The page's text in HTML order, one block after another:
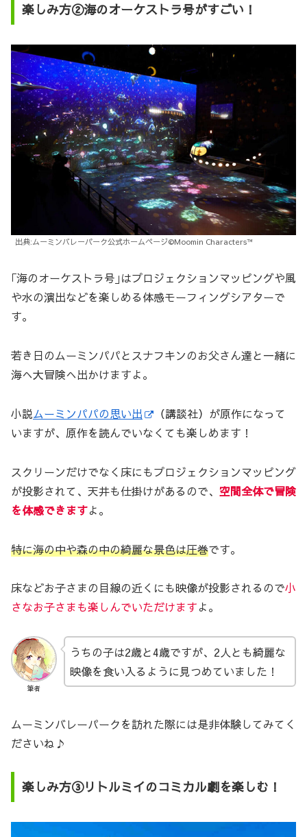
楽しみ方②海のオーケストラ号がすごい！
出典:ムーミンバレーパーク公式ホームページ©Moomin Characters™
｢海のオーケストラ号｣はプロジェクションマッピングや風
や水の演出などを楽しめる体感モーフィングシアターで
す。
若き日のムーミンパパとスナフキンのお父さん達と一緒に
海へ大冒険へ出かけますよ。
小説ムーミンパパの思い出
（講談社）が原作になって
いますが、原作を読んでいなくても楽しめます！
スクリーンだけでなく床にもプロジェクションマッピング
が投影されて、天井も仕掛けがあるので、 空間全体で冒険
を体感できますよ。
特に海の中や森の中の綺麗な景色は圧巻です。
床などお子さまの目線の近くにも映像が投影されるので小
さなお子さまも楽しんでいただけますよ。
筆者
うちの子は2歳と4歳ですが、2人とも綺麗な
映像を食い入るように見つめていました！
ムーミンバレーパークを訪れた際には是非体験してみてく
ださいね♪
楽しみ方③リトルミイのコミカル劇を楽しむ！